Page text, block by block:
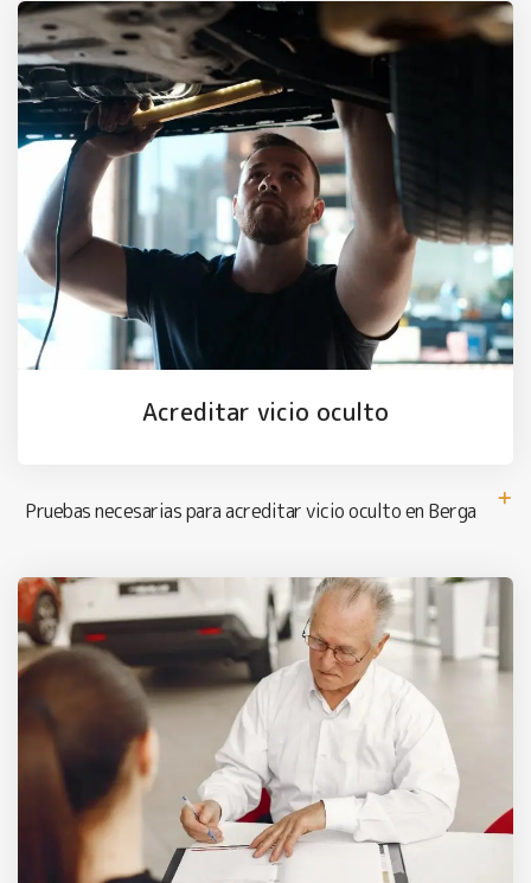
Acreditar vicio oculto
Pruebas necesarias para acreditar vicio oculto en Berga